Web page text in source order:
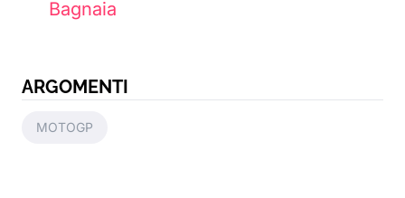
Bagnaia
ARGOMENTI
MOTOGP